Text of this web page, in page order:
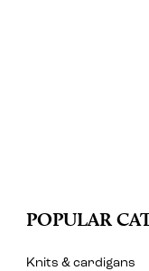
POPULAR
Knits & cardigans